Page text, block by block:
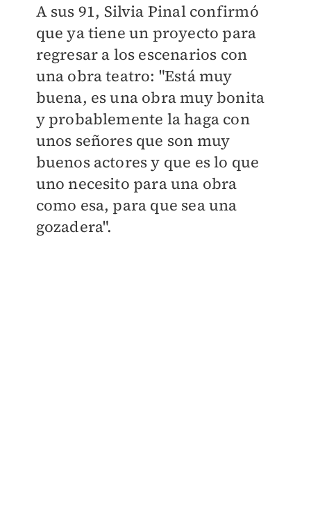
A sus 91, Silvia Pinal confirmó
que ya tiene un proyecto para
regresar a los escenarios con
una obra teatro: "Está muy
buena, es una obra muy bonita
y probablemente la haga con
unos señores que son muy
buenos actores y que es lo que
uno necesito para una obra
como esa, para que sea una
gozadera".